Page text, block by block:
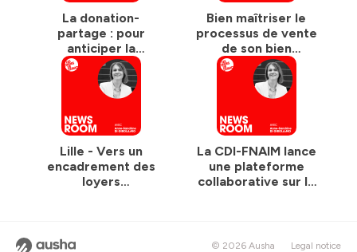
La donation-
partage : pour
anticiper la
transmission de son
patrimoine
immobilier -
notaire
Bien maîtriser le
processus de vente
de son bien
immobilier -
Antoine Le Roux,
notaire
Lille - Vers un
encadrement des
loyers
La CDI-FNAIM lance
une plateforme
collaborative sur la
© 2026 Ausha Legal notice